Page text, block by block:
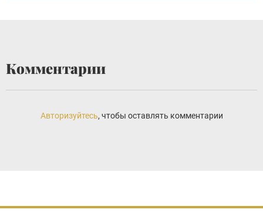
Комментарии
Авторизуйтесь, чтобы оставлять комментарии